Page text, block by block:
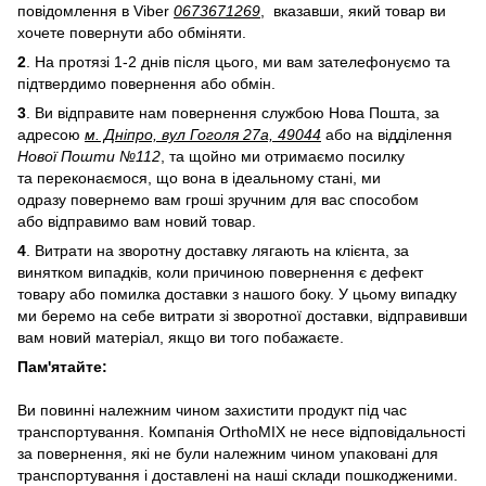
повідомлення в Viber 0673671269 , вказавши, який товар ви
хочете повернути або обміняти.
2 . На протязі 1-2 днів після цього, ми вам зателефонуємо та
підтвердимо повернення або обмін.
3 . Ви відправите нам повернення службою Нова Пошта, за
адресою м. Дніпро, вул Гоголя 27а, 49044 або на відділення
Нової Пошти №112 , та щойно ми отримаємо посилку
та переконаємося, що вона в ідеальному стані, ми
одразу повернемо вам гроші зручним для вас способом
або відправимо вам новий товар.
4 . Витрати на зворотну доставку лягають на клієнта, за
винятком випадків, коли причиною повернення є дефект
товару або помилка доставки з нашого боку. У цьому випадку
ми беремо на себе витрати зі зворотної доставки, відправивши
вам новий матеріал, якщо ви того побажаєте.
Пам'ятайте:
Ви повинні належним чином захистити продукт під час
транспортування. Компанія OrthoMIX не несе відповідальності
за повернення, які не були належним чином упаковані для
транспортування і доставлені на наші склади пошкодженими.